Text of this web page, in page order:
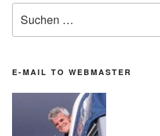
nach:
E-MAIL TO WEBMASTER